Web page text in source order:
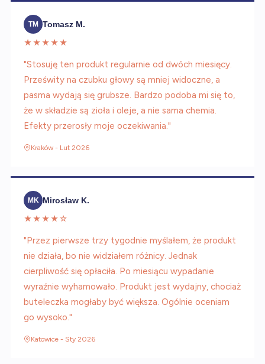
TM Tomasz M.
★★★★★
"Stosuję ten produkt regularnie od dwóch miesięcy.
Prześwity na czubku głowy są mniej widoczne, a
pasma wydają się grubsze. Bardzo podoba mi się to,
że w składzie są zioła i oleje, a nie sama chemia.
Efekty przerosły moje oczekiwania."
Kraków - Lut 2026
MK Mirosław K.
★★★★☆
"Przez pierwsze trzy tygodnie myślałem, że produkt
nie działa, bo nie widziałem różnicy. Jednak
cierpliwość się opłaciła. Po miesiącu wypadanie
wyraźnie wyhamowało. Produkt jest wydajny, chociaż
buteleczka mogłaby być większa. Ogólnie oceniam
go wysoko."
Katowice - Sty 2026